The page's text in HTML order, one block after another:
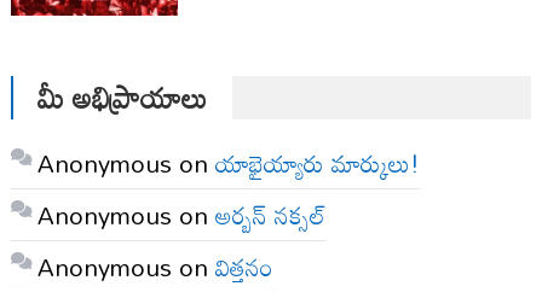
మీ అభిప్రాయాలు
Anonymous onయాభైయ్యారు మార్కులు!
Anonymous onఅర్బన్ నక్సల్
Anonymous onవిత్తనం